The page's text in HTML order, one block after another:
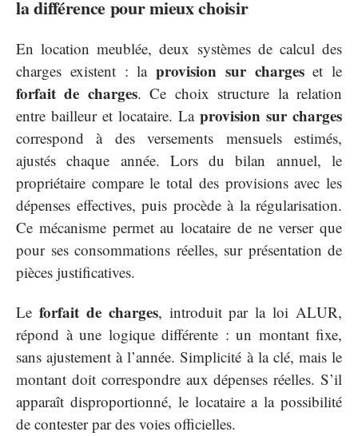
la différence pour mieux choisir
En location meublée, deux systèmes de calcul des
charges existent : la provision sur chargeset le
forfait de charges. Ce choix structure la relation
entre bailleur et locataire. La provision sur charges
correspond à des versements mensuels estimés,
ajustés chaque année. Lors du bilan annuel, le
propriétaire compare le total des provisions avec les
dépenses effectives, puis procède à la régularisation.
Ce mécanisme permet au locataire de ne verser que
pour ses consommations réelles, sur présentation de
pièces justificatives.
Le forfait de charges, introduit par la loi ALUR,
répond à une logique différente : un montant fixe,
sans ajustement à l’année. Simplicité à la clé, mais le
montant doit correspondre aux dépenses réelles. S’il
apparaît disproportionné, le locataire a la possibilité
de contester par des voies officielles.